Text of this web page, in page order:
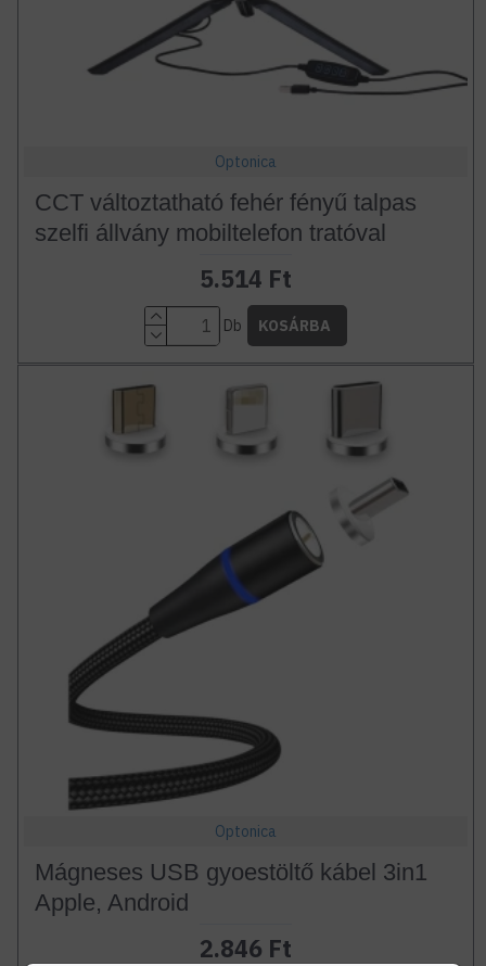
Optonica
CCT változtatható fehér fényű talpas
szelfi állvány mobiltelefon tratóval
5.514 Ft
Db KOSÁRBA
Optonica
Mágneses USB gyoestöltő kábel 3in1
Apple, Android
2.846 Ft